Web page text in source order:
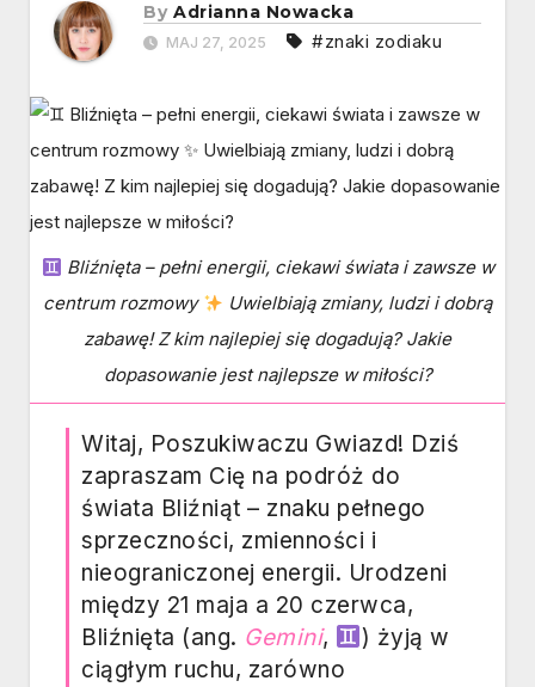
By Adrianna Nowacka
MAJ 27, 2025 #znaki zodiaku
Bliźnięta – pełni energii, ciekawi świata i zawsze w
centrum rozmowy
Uwielbiają zmiany, ludzi i dobrą
zabawę! Z kim najlepiej się dogadują? Jakie
dopasowanie jest najlepsze w miłości?
Witaj, Poszukiwaczu Gwiazd! Dziś
zapraszam Cię na podróż do
świata Bliźniąt – znaku pełnego
sprzeczności, zmienności i
nieograniczonej energii. Urodzeni
między 21 maja a 20 czerwca,
Bliźnięta (ang. Gemini,
) żyją w
ciągłym ruchu, zarówno